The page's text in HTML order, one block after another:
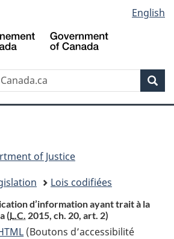
au
contenu
propos
de
la
HTML
simplifiée
English
of Justice
Lois codifiées
d’information ayant trait à la
(L.C. 2015, ch. 20, art. 2)
Texte
(Boutons d’accessibilité